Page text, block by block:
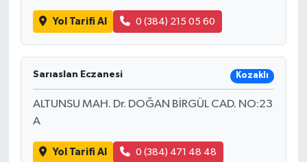
Yol Tarifi Al 0 (384) 215 05 60
Sarıaslan Eczanesi Kozaklı
ALTUNSU MAH. Dr. DOĞAN BİRGÜL CAD. NO:23
A
Yol Tarifi Al 0 (384) 471 48 48